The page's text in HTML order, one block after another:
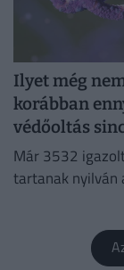
Ilyet még
korábban
védőoltás
Már 3532
tartanak nyilván